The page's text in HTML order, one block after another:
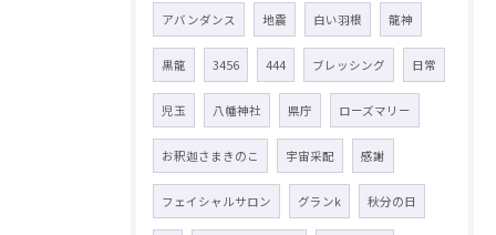
アバンダンス 地震 白い羽根 龍神
黒龍 3456 444 ブレッシング 日常
児玉 八幡神社 県庁 ローズマリー
お釈迦さまきのこ 宇宙采配 感謝
フェイシャルサロン グランk 秋分の日